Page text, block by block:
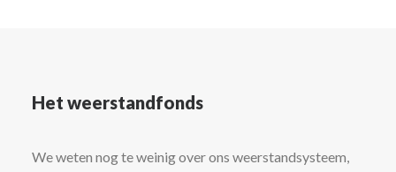
Het weerstandfonds
We weten nog te weinig over ons weerstandsysteem,